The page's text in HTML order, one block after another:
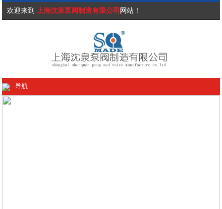
欢迎来到 上海沈泉泵阀制造有限公司 网站！
导航